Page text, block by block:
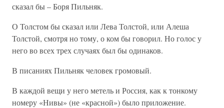
сказал бы – Боря Пильняк.
О Толстом бы сказал или Лева Толстой, или Алеша
Толстой, смотря но тому, о ком бы говорил. Но голос у
него во всех трех случаях был бы одинаков.
В писаниях Пильняк человек громовый.
В каждой вещи у него метель и Россия, как к тонкому
номеру «Нивы» (не «красной») было приложение.